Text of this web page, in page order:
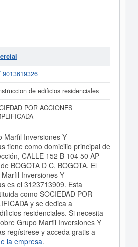
9013619326
de edificios residenciales
POR ACCIONES
Marfil Inversiones Y
tiene como domicilio principal de
CALLE 152 B 104 50 AP
BOGOTA D C, BOGOTA. El
Inversiones Y
es el 3123713909. Esta
como SOCIEDAD POR
y se dedica a
residenciales. Si necesita
Grupo Marfil Inversiones Y
regístrese y acceda gratis a
la empresa.